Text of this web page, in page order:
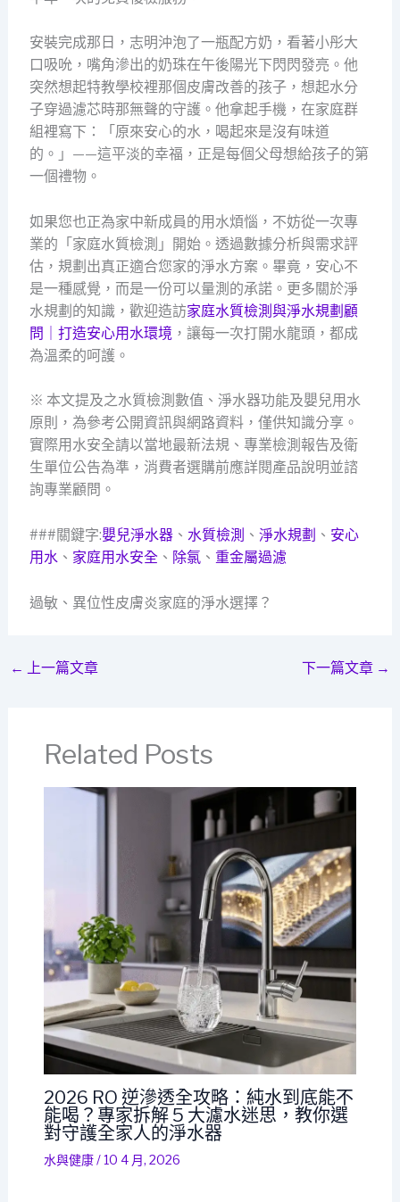
安裝完成那日，志明沖泡了一瓶配方奶，看著小彤大
口吸吮，嘴角滲出的奶珠在午後陽光下閃閃發亮。他
突然想起特教學校裡那個皮膚改善的孩子，想起水分
子穿過濾芯時那無聲的守護。他拿起手機，在家庭群
組裡寫下：「原來安心的水，喝起來是沒有味道
的。」——這平淡的幸福，正是每個父母想給孩子的第
一個禮物。
如果您也正為家中新成員的用水煩惱，不妨從一次專
業的「家庭水質檢測」開始。透過數據分析與需求評
估，規劃出真正適合您家的淨水方案。畢竟，安心不
是一種感覺，而是一份可以量測的承諾。更多關於淨
水規劃的知識，歡迎造訪家庭水質檢測與淨水規劃顧
問｜打造安心用水環境 ，讓每一次打開水龍頭，都成
為溫柔的呵護。
※ 本文提及之水質檢測數值、淨水器功能及嬰兒用水
原則，為參考公開資訊與網路資料，僅供知識分享。
實際用水安全請以當地最新法規、專業檢測報告及衛
生單位公告為準，消費者選購前應詳閱產品說明並諮
詢專業顧問。
###關鍵字:嬰兒淨水器、 水質檢測 、 淨水規劃 、 安心
用水、 家庭用水安全、 除氯、 重金屬過濾
過敏、異位性皮膚炎家庭的淨水選擇？
← 上一篇文章 下一篇文章 →
Related Posts
2026 RO 逆滲透全攻略：純水到底能不
能喝？專家拆解 5 大濾水迷思，教你選
對守護全家人的淨水器
水與健康/10 4 月, 2026